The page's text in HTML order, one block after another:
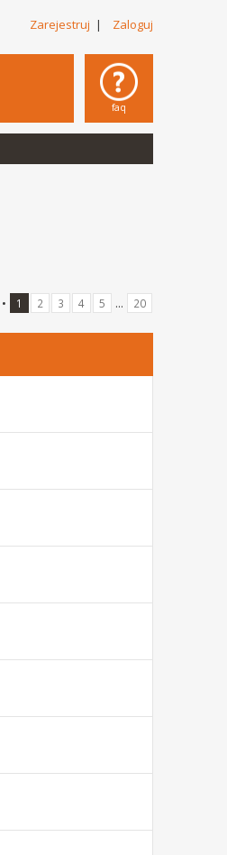
Zarejestruj | Zaloguj
faq
• 1 2 3 4 5 ... 20